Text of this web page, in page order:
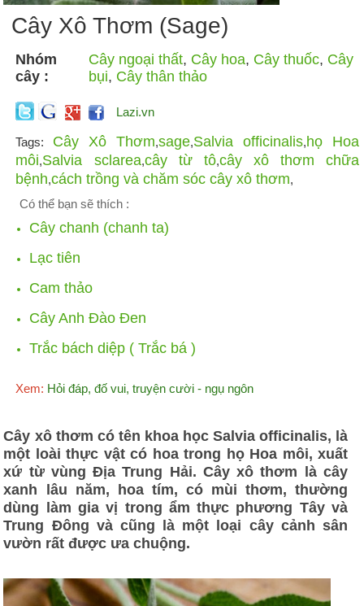
Cây Xô Thơm (Sage)
Nhóm
cây :
Cây ngoại thất, Cây hoa, Cây thuốc, Cây
bụi, Cây thân thảo
Lazi.vn
Tags: Cây Xô Thơm,sage,Salvia officinalis,họ Hoa
môi,Salvia sclarea,cây từ tô,cây xô thơm chữa
bệnh,cách trồng và chăm sóc cây xô thơm,
Có thể bạn sẽ thích :
Cây chanh (chanh ta)
Lạc tiên
Cam thảo
Cây Anh Đào Đen
Trắc bách diệp ( Trắc bá )
Xem: Hỏi đáp, đố vui, truyện cười - ngụ ngôn
Cây xô thơm có tên khoa học Salvia officinalis, là
một loài thực vật có hoa trong họ Hoa môi, xuất
xứ từ vùng Địa Trung Hải. Cây xô thơm là cây
xanh lâu năm, hoa tím, có mùi thơm, thường
dùng làm gia vị trong ẩm thực phương Tây và
Trung Đông và cũng là một loại cây cảnh sân
vườn rất được ưa chuộng.